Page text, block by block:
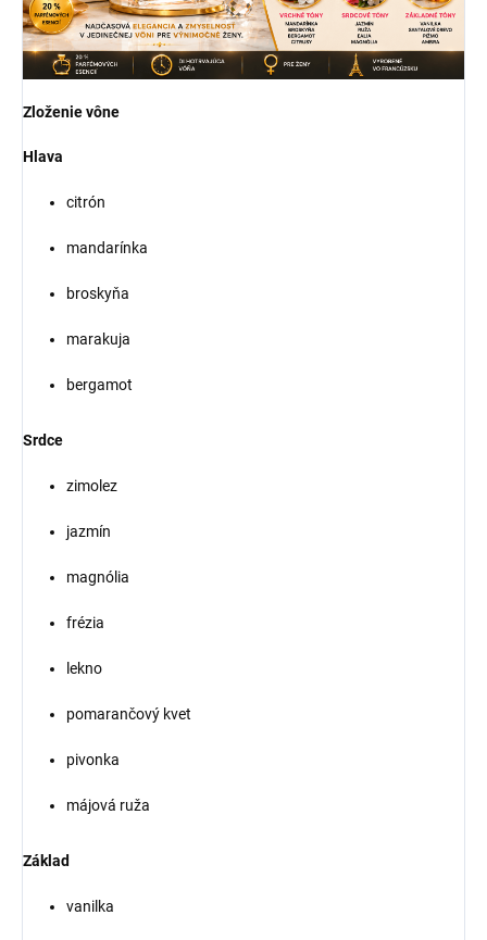
Zloženie vône
Hlava
citrón
mandarínka
broskyňa
marakuja
bergamot
Srdce
zimolez
jazmín
magnólia
frézia
lekno
pomarančový kvet
pivonka
májová ruža
Základ
vanilka